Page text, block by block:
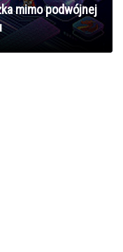
mimo podwójnej